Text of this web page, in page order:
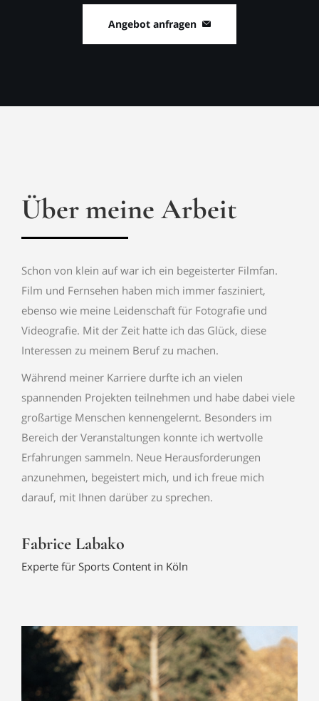
Angebot anfragen
Über meine Arbeit
Schon von klein auf war ich ein begeisterter Filmfan.
Film und Fernsehen haben mich immer fasziniert,
ebenso wie meine Leidenschaft für Fotografie und
Videografie. Mit der Zeit hatte ich das Glück, diese
Interessen zu meinem Beruf zu machen.
Während meiner Karriere durfte ich an vielen
spannenden Projekten teilnehmen und habe dabei viele
großartige Menschen kennengelernt. Besonders im
Bereich der Veranstaltungen konnte ich wertvolle
Erfahrungen sammeln. Neue Herausforderungen
anzunehmen, begeistert mich, und ich freue mich
darauf, mit Ihnen darüber zu sprechen.
Fabrice Labako
Experte für Sports Content in Köln